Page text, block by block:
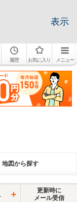
表示
履歴 お気に入り メニュー
地図から探す
更新時に
メール受信